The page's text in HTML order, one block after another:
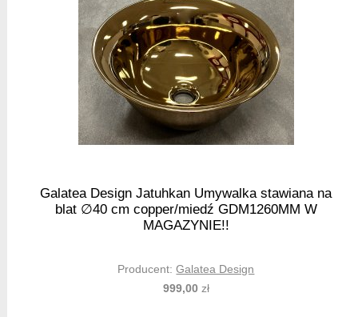
Galatea Design Jatuhkan Umywalka stawiana na
blat ∅40 cm copper/miedź GDM1260MM W
MAGAZYNIE!!
Producent:Galatea Design
999,00zł